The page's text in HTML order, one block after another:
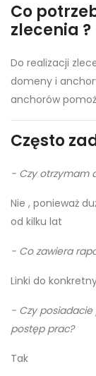
Co
zlecenia ?
Do realizacji
domeny i
anchorów
Często
- Czy otrzymam
Nie , ponieważ
od kilku lat
- Co zawiera
Linki do
- Czy
postęp prac?
Tak